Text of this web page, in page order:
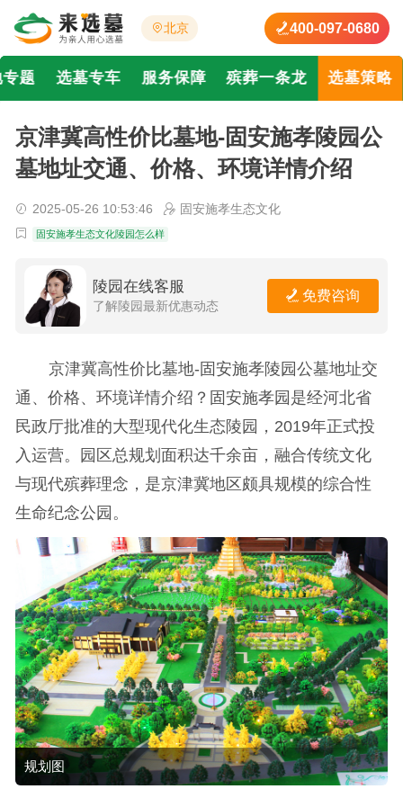
北京 400-097-0680
题 选墓专车 服务保障 殡葬一条龙 选墓策略
京津冀高性价比墓地-固安施孝陵园公
墓地址交通、价格、环境详情介绍
2025-05-26 10:53:46 固安施孝生态文化
固安施孝生态文化陵园怎么样
陵园在线客服
了解陵园最新优惠动态
免费咨询
京津冀高性价比墓地-固安施孝陵园公墓地址交
通、价格、环境详情介绍？固安施孝园是经河北省
民政厅批准的大型现代化生态陵园，2019年正式投
入运营。园区总规划面积达千余亩，融合传统文化
与现代殡葬理念，是京津冀地区颇具规模的综合性
生命纪念公园。
规划图